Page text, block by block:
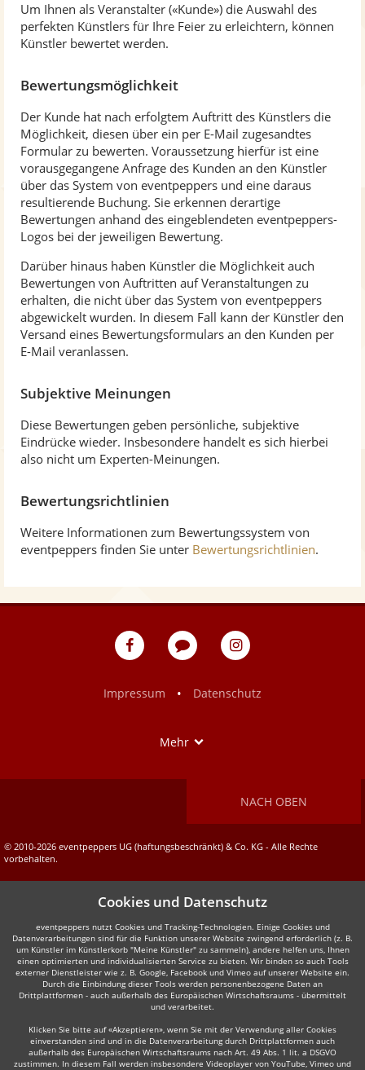
Um Ihnen als Veranstalter («Kunde») die Auswahl des
perfekten Künstlers für Ihre Feier zu erleichtern, können
Künstler bewertet werden.
Bewertungsmöglichkeit
Der Kunde hat nach erfolgtem Auftritt des Künstlers die
Möglichkeit, diesen über ein per E-Mail zugesandtes
Formular zu bewerten. Voraussetzung hierfür ist eine
vorausgegangene Anfrage des Kunden an den Künstler
über das System von eventpeppers und eine daraus
resultierende Buchung. Sie erkennen derartige
Bewertungen anhand des eingeblendeten eventpeppers-
Logos bei der jeweiligen Bewertung.
Darüber hinaus haben Künstler die Möglichkeit auch
Bewertungen von Auftritten auf Veranstaltungen zu
erhalten, die nicht über das System von eventpeppers
abgewickelt wurden. In diesem Fall kann der Künstler den
Versand eines Bewertungsformulars an den Kunden per
E-Mail veranlassen.
Subjektive Meinungen
Diese Bewertungen geben persönliche, subjektive
Eindrücke wieder. Insbesondere handelt es sich hierbei
also nicht um Experten-Meinungen.
Bewertungsrichtlinien
Weitere Informationen zum Bewertungssystem von
eventpeppers finden Sie unter Bewertungsrichtlinien.
eventpeppers
Blog
eventpeppers
Impressum
• Datenschutz
Mehr
NACH OBEN
© 2010-2026 eventpeppers UG (haftungsbeschränkt) & Co. KG - Alle Rechte
vorbehalten.
Cookies und Datenschutz
eventpeppers nutzt Cookies und Tracking-Technologien. Einige Cookies und
Datenverarbeitungen sind für die Funktion unserer Website zwingend erforderlich (z. B.
um Künstler im Künstlerkorb "Meine Künstler" zu sammeln), andere helfen uns, Ihnen
einen optimierten und individualisierten Service zu bieten. Wir binden so auch Tools
externer Dienstleister wie z. B. Google, Facebook und Vimeo auf unserer Website ein.
Durch die Einbindung dieser Tools werden personenbezogene Daten an
Drittplattformen - auch außerhalb des Europäischen Wirtschaftsraums - übermittelt
und verarbeitet.
Klicken Sie bitte auf «Akzeptieren», wenn Sie mit der Verwendung aller Cookies
einverstanden sind und in die Datenverarbeitung durch Drittplattformen auch
außerhalb des Europäischen Wirtschaftsraums nach Art. 49 Abs. 1 lit. a DSGVO
zustimmen. In diesem Fall werden insbesondere Videoplayer von YouTube, Vimeo und